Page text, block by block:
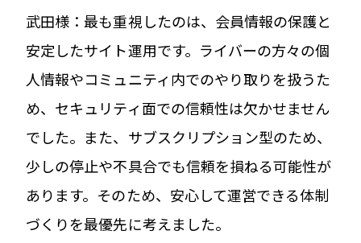
武田様：最も重視したのは、会員情報の保護と
安定したサイト運用です。ライバーの方々の個
人情報やコミュニティ内でのやり取りを扱うた
め、セキュリティ面での信頼性は欠かせません
でした。また、サブスクリプション型のため、
少しの停止や不具合でも信頼を損ねる可能性が
あります。そのため、安心して運営できる体制
づくりを最優先に考えました。